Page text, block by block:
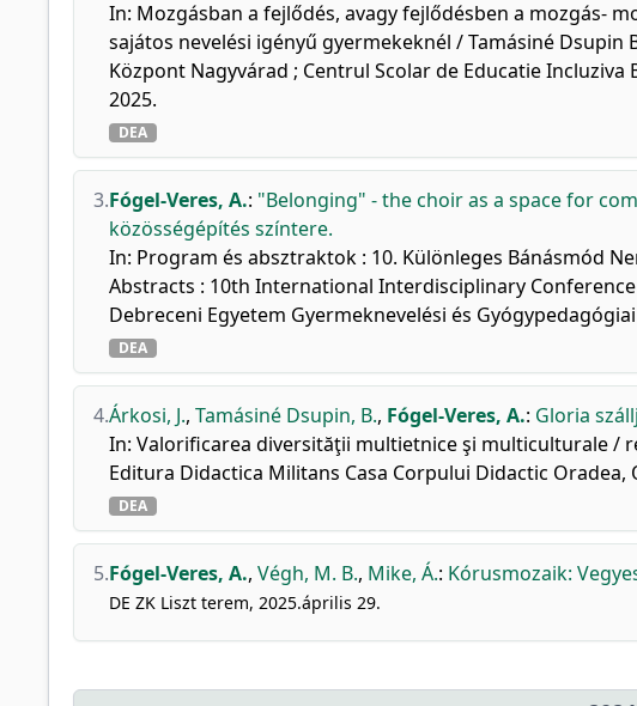
In: Mozgásban a fejlődés, avagy fejlődésben a mozgás-
sajátos nevelési igényű gyermekeknél / Tamásiné Dsupin
Központ Nagyvárad ; Centrul Scolar de Educatie
2025.
DEA
3.Fógel-Veres, A.: "Belonging" - the choir as a space for
közösségépítés színtere.
In: Program és absztraktok : 10. Különleges Bánásmód
Abstracts : 10th International Interdisciplinary
Debreceni Egyetem Gyermeknevelési és
DEA
4.Árkosi, J., Tamásiné Dsupin, B., Fógel-Veres, A.: Gloria
In: Valorificarea diversităţii multietnice şi multiculturale /
Editura Didactica Militans Casa Corpului Didactic Oradea,
DEA
5.Fógel-Veres, A., Végh, M. B., Mike, Á.: Kórusmozaik:
DE ZK Liszt terem, 2025.április 29.